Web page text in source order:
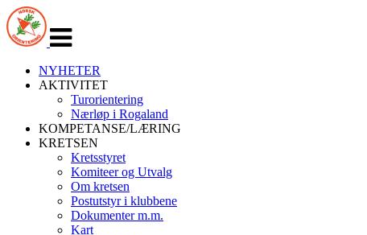
navigasjon
NYHETER
AKTIVITET
Turorientering
Nærløp i Rogaland
KOMPETANSE/LÆRING
KRETSEN
Kretsstyret
Komiteer og Utvalg
Om kretsen
Postutstyr i klubbene
Dokumenter m.m.
Kart